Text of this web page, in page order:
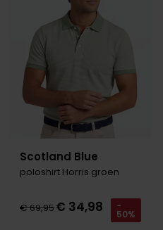
Scotland Blue
poloshirt Horris groen
€ 69,95€ 34,98 -
50%